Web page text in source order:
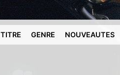
TITRE GENRE NOUVEAUTES